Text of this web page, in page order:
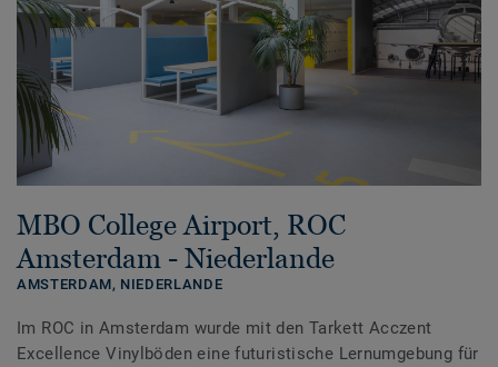
MBO College Airport, ROC
Amsterdam - Niederlande
AMSTERDAM, NIEDERLANDE
Im ROC in Amsterdam wurde mit den Tarkett Acczent
Excellence Vinylböden eine futuristische Lernumgebung für